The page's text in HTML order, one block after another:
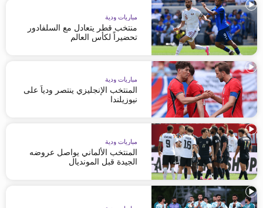
مباريات ودية
منتخب قطر يتعادل مع السلفادور
تحضيراً لكأس العالم
مباريات ودية
المنتخب الإنجليزي ينتصر ودياً على
نيوزيلندا
مباريات ودية
المنتخب الألماني يواصل عروضه
الجيدة قبل المونديال